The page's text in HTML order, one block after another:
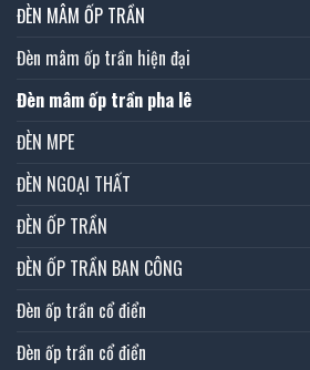
ĐÈN MÂM ỐP TRẦN
Đèn mâm ốp trần hiện đại
Đèn mâm ốp trần pha lê
ĐÈN MPE
ĐÈN NGOẠI THẤT
ĐÈN ỐP TRẦN
ĐÈN ỐP TRẦN BAN CÔNG
Đèn ốp trần cổ điển
Đèn ốp trần cổ điển